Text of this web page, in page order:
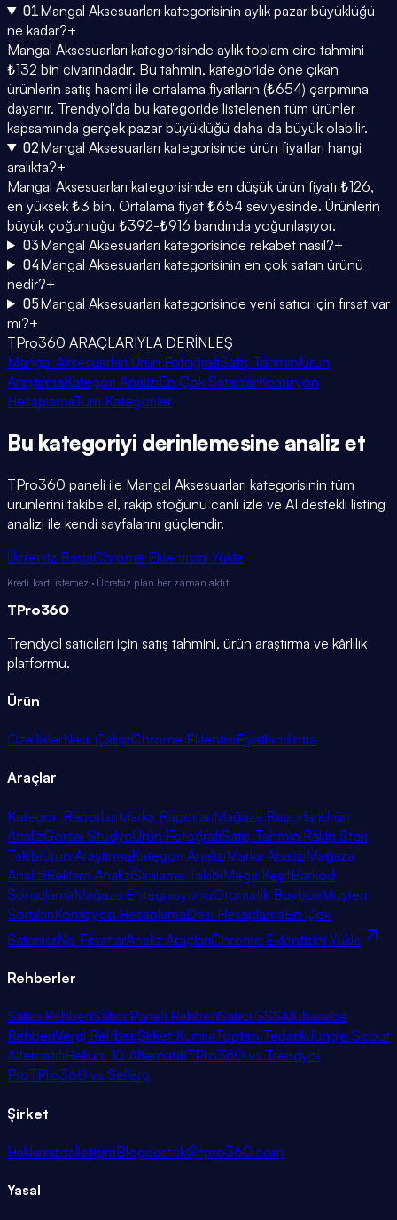
01Mangal Aksesuarları kategorisinin aylık pazar büyüklüğü
ne kadar?+
Mangal Aksesuarları kategorisinde aylık toplam ciro tahmini
₺132 bin civarındadır. Bu tahmin, kategoride öne çıkan
ürünlerin satış hacmi ile ortalama fiyatların (₺654) çarpımına
dayanır. Trendyol'da bu kategoride listelenen tüm ürünler
kapsamında gerçek pazar büyüklüğü daha da büyük olabilir.
02Mangal Aksesuarları kategorisinde ürün fiyatları hangi
aralıkta?+
Mangal Aksesuarları kategorisinde en düşük ürün fiyatı ₺126,
en yüksek ₺3 bin. Ortalama fiyat ₺654 seviyesinde. Ürünlerin
büyük çoğunluğu ₺392-₺916 bandında yoğunlaşıyor.
03Mangal Aksesuarları kategorisinde rekabet nasıl?+
04Mangal Aksesuarları kategorisinin en çok satan ürünü
nedir?+
05Mangal Aksesuarları kategorisinde yeni satıcı için fırsat var
mı?+
TPro360 ARAÇLARIYLA DERİNLEŞ
Mangal Aksesuarları Ürün FotoğrafıSatış TahminiÜrün
AraştırmaKategori AnaliziEn Çok SatanlarKomisyon
HesaplamaTüm Kategoriler
Bu kategoriyi derinlemesine analiz et
TPro360 paneli ile Mangal Aksesuarları kategorisinin tüm
ürünlerini takibe al, rakip stoğunu canlı izle ve AI destekli listing
analizi ile kendi sayfalarını güçlendir.
Ücretsiz BaşlaChrome Eklentisini Yükle
Kredi kartı istemez · Ücretsiz plan her zaman aktif
TPro360
Trendyol satıcıları için satış tahmini, ürün araştırma ve kârlılık
platformu.
Ürün
ÖzelliklerNasıl ÇalışırChrome EklentisiFiyatlandırma
Araçlar
Kategori RaporlarıMarka RaporlarıMağaza RaporlarıÜrün
AnalizGörsel StüdyoÜrün FotoğrafıSatış TahminiRakip Stok
TakibiÜrün AraştırmaKategori AnaliziMarka AnaliziMağaza
AnaliziReklam AnaliziSıralama TakibiMega KeşifBarkod
SorgulamaMağaza EntegrasyonuOtomatik BuyboxMüşteri
SorularıKomisyon HesaplamaDesi HesaplamaEn Çok
SatanlarNiş FırsatlarAnaliz AraçlarıChrome Eklentisini Yükle
Rehberler
Satıcı RehberiSatıcı Paneli RehberiSatıcı SSSMuhasebe
RehberiVergi RehberiŞirket KurmaToptan TedarikJungle Scout
AlternatifiHelium 10 AlternatifiTPro360 vs Trendyol
ProTPro360 vs Sellerg
Şirket
HakkımızdaİletişimBlogdestek@tpro360.com
Yasal